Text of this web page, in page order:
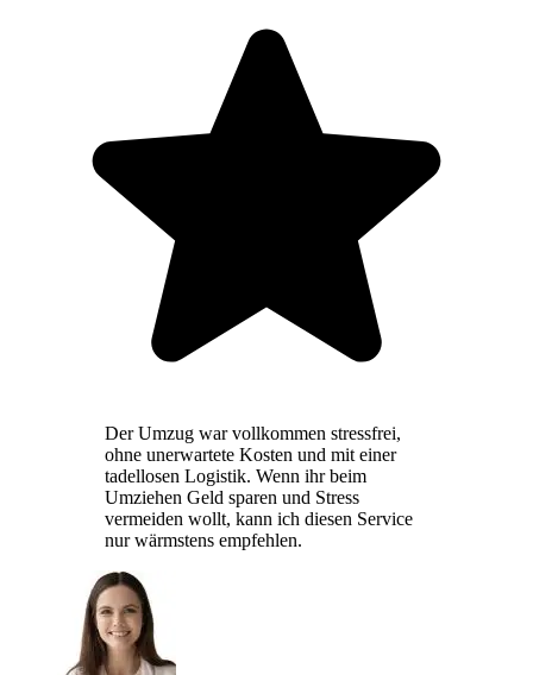
Der Umzug war vollkommen stressfrei,
ohne unerwartete Kosten und mit einer
tadellosen Logistik. Wenn ihr beim
Umziehen Geld sparen und Stress
vermeiden wollt, kann ich diesen Service
nur wärmstens empfehlen.